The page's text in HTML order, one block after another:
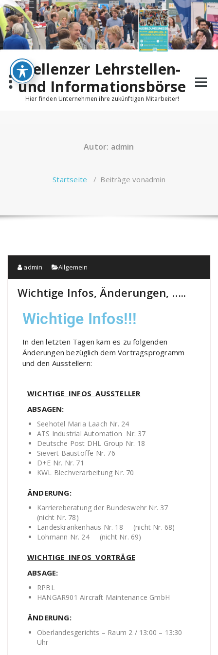
Pellenzer Lehrstellen-
und Informationsbörse
Hier finden Unternehmen ihre zukünftigen Mitarbeiter!
Autor: admin
Startseite / Beiträge vonadmin
admin Allgemein
Wichtige Infos, Änderungen, …..
Wichtige Infos!!!
In den letzten Tagen kam es zu folgenden
Änderungen bezüglich dem Vortragsprogramm
und den Ausstellern:
WICHTIGE INFOS AUSSTELLER
ABSAGEN:
Seehotel Maria Laach Nr. 24
ATS Industrial Automation Nr. 37
Deutsche Post DHL Group Nr. 18
Sievert Baustoffe Nr. 76
D+E Nr. Nr. 71
KWL Blechverarbeitung Nr. 70
ÄNDERUNG:
Karriereberatung der Bundeswehr Nr. 37
(nicht Nr. 78)
Landeskrankenhaus Nr. 18 (nicht Nr. 68)
Lohmann Nr. 24 (nicht Nr. 69)
WICHTIGE INFOS VORTRÄGE
ABSAGE:
RPBL
HANGAR901 Aircraft Maintenance GmbH
ÄNDERUNG:
Oberlandesgerichts – Raum 2 / 13:00 – 13:30
Uhr